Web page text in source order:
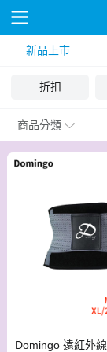
新品上市
折扣
商品分類
Domingo 遠紅外